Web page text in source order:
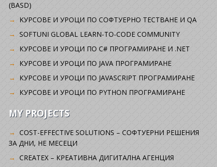
(BASD)
KУРСОВЕ И УРОЦИ ПО СОФТУЕРНО ТЕСТВАНЕ И QA
SOFTUNI GLOBAL LEARN-TO-CODE COMMUNITY
КУРСОВЕ И УРОЦИ ПО C# ПРОГРАМИРАНЕ И .NET
КУРСОВЕ И УРОЦИ ПО JAVA ПРОГРАМИРАНЕ
КУРСОВЕ И УРОЦИ ПО JAVASCRIPT ПРОГРАМИРАНЕ
КУРСОВЕ И УРОЦИ ПО PYTHON ПРОГРАМИРАНЕ
MY PROJECTS
COST-EFFECTIVE SOLUTIONS – СОФТУЕРНИ РЕШЕНИЯ
ЗА ДНИ, НЕ МЕСЕЦИ
CREATEX – КРЕАТИВНА ДИГИТАЛНА АГЕНЦИЯ